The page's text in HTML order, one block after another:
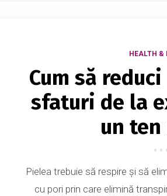
HEALTH &
Cum să
sfaturi de la
un
Pielea trebuie să respire și să
cu pori prin care elimină